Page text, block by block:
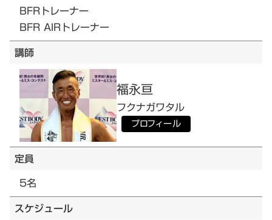
BFRトレーナー
BFR AIRトレーナー
講師
福永亘
フクナガワタル
プロフィール
定員
5名
スケジュール